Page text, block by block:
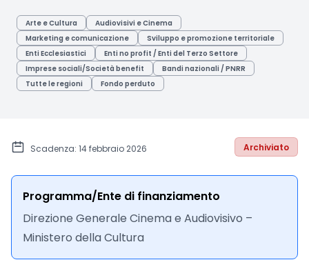
Arte e Cultura
Audiovisivi e Cinema
Marketing e comunicazione
Sviluppo e promozione territoriale
Enti Ecclesiastici
Enti no profit / Enti del Terzo Settore
Imprese sociali/Società benefit
Bandi nazionali / PNRR
Tutte le regioni
Fondo perduto
Scadenza: 14 febbraio 2026 Archiviato
Programma/Ente di finanziamento
Direzione Generale Cinema e Audiovisivo –
Ministero della Cultura